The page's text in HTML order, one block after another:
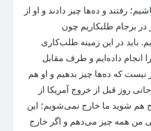
رفتند و ده‌ها چیز دادند و او از
در برجام طلبکاریم چون
باید در این زمینه طلب‌کاری
انجام داده‌ایم و طرف مقابل
نیست که ده‌ها چیز بدهیم و او هم
روز قبل از خروج آمریکا از
هم شوید ما خارج نمی‌شویم؛ این
من همه چیز می‌دهم و اگر خارج